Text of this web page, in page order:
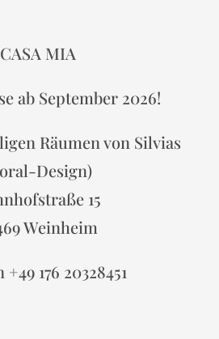
CASA MIA
ab September 2026!
Räumen von Silvias
Design)
15
Weinheim
176 20328451